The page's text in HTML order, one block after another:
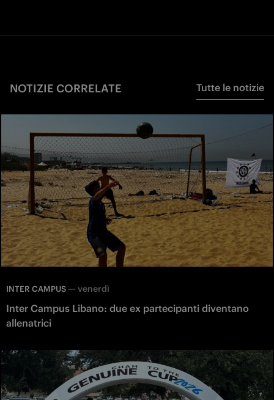
NOTIZIE CORRELATE Tutte le notizie
INTER CAMPUS — venerdì
Inter Campus Libano: due ex partecipanti diventano
allenatrici